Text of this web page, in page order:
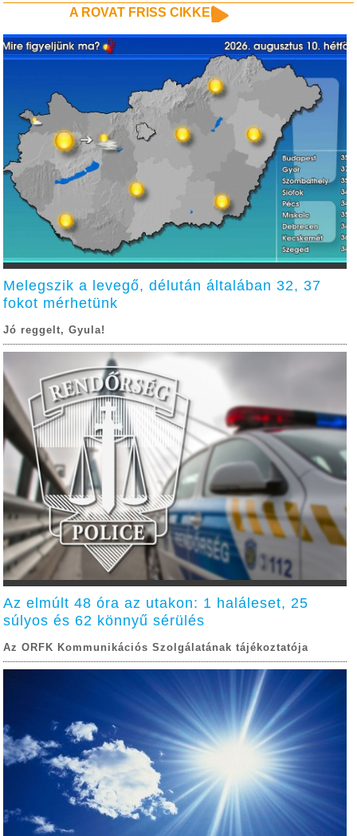
A ROVAT FRISS CIKKEI
Melegszik a levegő, délután általában 32, 37
fokot mérhetünk
Jó reggelt, Gyula!
Az elmúlt 48 óra az utakon: 1 haláleset, 25
súlyos és 62 könnyű sérülés
Az ORFK Kommunikációs Szolgálatának tájékoztatója